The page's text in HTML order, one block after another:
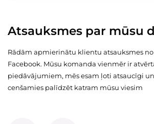
Atsauksmes par mūsu
Rādām apmierinātu klientu atsauksmes no
Facebook. Mūsu komanda vienmēr ir
piedāvājumiem, mēs esam ļoti atsaucīgi un
cenšamies palīdzēt katram mūsu viesim